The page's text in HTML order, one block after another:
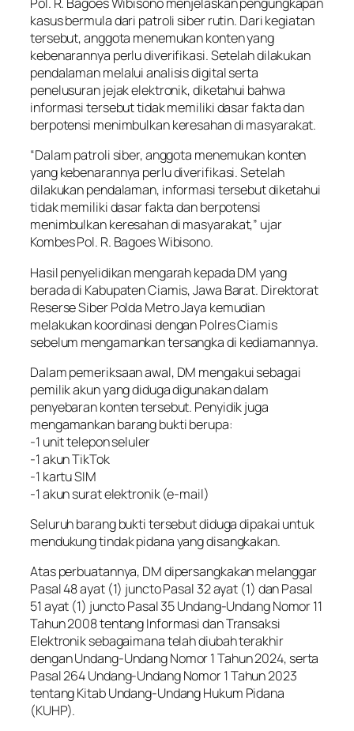
kasus bermula dari patroli siber rutin. Dari kegiatan
tersebut, anggota menemukan konten yang
kebenarannya perlu diverifikasi. Setelah dilakukan
pendalaman melalui analisis digital serta
penelusuran jejak elektronik, diketahui bahwa
informasi tersebut tidak memiliki dasar fakta dan
berpotensi menimbulkan keresahan di masyarakat.
“Dalam patroli siber, anggota menemukan konten
yang kebenarannya perlu diverifikasi. Setelah
dilakukan pendalaman, informasi tersebut diketahui
tidak memiliki dasar fakta dan berpotensi
menimbulkan keresahan di masyarakat,” ujar
Kombes Pol. R. Bagoes Wibisono.
Hasil penyelidikan mengarah kepada DM yang
berada di Kabupaten Ciamis, Jawa Barat. Direktorat
Reserse Siber Polda Metro Jaya kemudian
melakukan koordinasi dengan Polres Ciamis
sebelum mengamankan tersangka di kediamannya.
Dalam pemeriksaan awal, DM mengakui sebagai
pemilik akun yang diduga digunakan dalam
penyebaran konten tersebut. Penyidik juga
mengamankan barang bukti berupa:
-1 unit telepon seluler
-1 akun TikTok
-1 kartu SIM
-1 akun surat elektronik (e-mail)
Seluruh barang bukti tersebut diduga dipakai untuk
mendukung tindak pidana yang disangkakan.
Atas perbuatannya, DM dipersangkakan melanggar
Pasal 48 ayat (1) juncto Pasal 32 ayat (1) dan Pasal
51 ayat (1) juncto Pasal 35 Undang-Undang Nomor 11
Tahun 2008 tentang Informasi dan Transaksi
Elektronik sebagaimana telah diubah terakhir
dengan Undang-Undang Nomor 1 Tahun 2024, serta
Pasal 264 Undang-Undang Nomor 1 Tahun 2023
tentang Kitab Undang-Undang Hukum Pidana
(KUHP).